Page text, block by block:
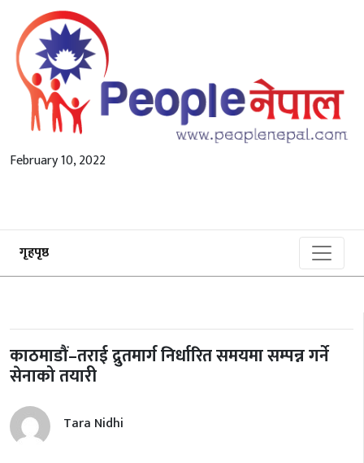
February 10, 2022
गृहपृष्ठ
काठमाडौं–तराई द्रुतमार्ग निर्धारित समयमा सम्पन्न गर्ने
सेनाको तयारी
Tara Nidhi